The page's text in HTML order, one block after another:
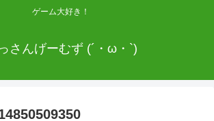
ゲーム大好き！
さんげーむず (´・ω・`)